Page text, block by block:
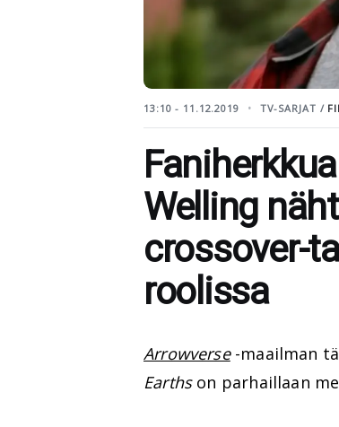
13:10 - 11.12.2019 TV-SARJAT /
Welling
crossover-
roolissa
Arrowverse-maailman
Earthson parhaillaan